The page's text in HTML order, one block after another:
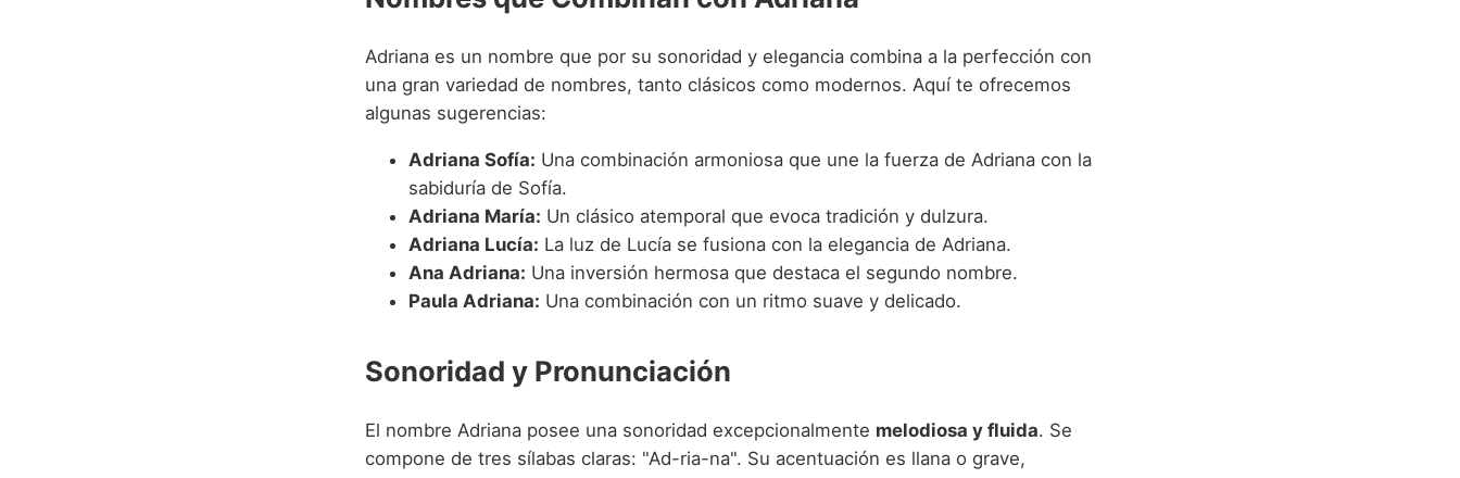
Adriana es un nombre que por su sonoridad y elegancia combina a la perfección con
una gran variedad de nombres, tanto clásicos como modernos. Aquí te ofrecemos
algunas sugerencias:
Adriana Sofía: Una combinación armoniosa que une la fuerza de Adriana con la
sabiduría de Sofía.
Adriana María: Un clásico atemporal que evoca tradición y dulzura.
Adriana Lucía: La luz de Lucía se fusiona con la elegancia de Adriana.
Ana Adriana: Una inversión hermosa que destaca el segundo nombre.
Paula Adriana: Una combinación con un ritmo suave y delicado.
Sonoridad y Pronunciación
El nombre Adriana posee una sonoridad excepcionalmente melodiosa y fluida. Se
compone de tres sílabas claras: "Ad-ria-na". Su acentuación es llana o grave,